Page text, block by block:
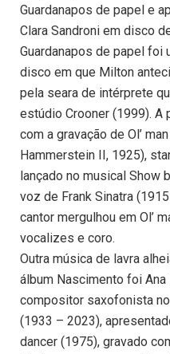
Guardanapos de papel e
Clara Sandroni em disco
Guardanapos de papel
disco em que Milton
pela seara de intérprete
estúdio Crooner (1999). A
com a gravação de Ol’
Hammerstein II, 1925),
lançado no musical Show
voz de Frank Sinatra
cantor mergulhou em Ol’
vocalizes e coro.
Outra música de lavra
álbum Nascimento foi
compositor saxofonista
(1933 – 2023),
dancer (1975), gravado